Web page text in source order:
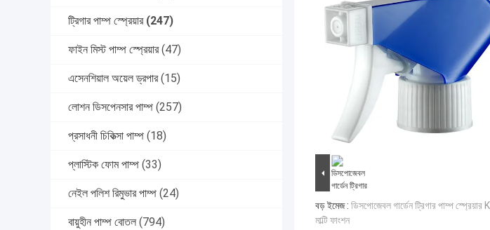
ট্রিগার পাম্প স্প্রেয়ার (247)
ফাইন মিস্ট পাম্প স্প্রেয়ার (47)
এসেনশিয়াল অয়েল ড্রপার (15)
লোশন ডিসপেনসার পাম্প (257)
প্রসাধনী চিকিত্সা পাম্প (18)
প্লাস্টিক ফোম পাম্প (33)
নেইল পলিশ রিমুভার পাম্প (24)
বায়ুহীন পাম্প বোতল (794)
বড় ইমেজ : ডিসপোজেবল গার্ডেন ট্রিগার পাম্প
মাল্টি ফাংশন